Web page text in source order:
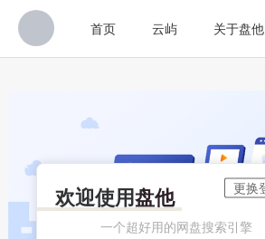
首页 云屿 关于盘他
欢迎使用盘他
一个超好用的网盘搜索引擎